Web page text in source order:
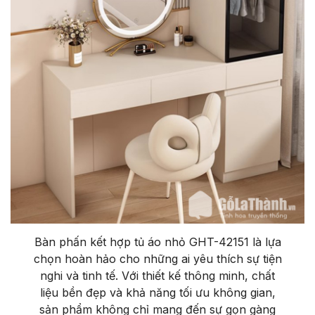
Bàn phấn kết hợp tủ áo nhỏ GHT-42151 là lựa
chọn hoàn hảo cho những ai yêu thích sự tiện
nghi và tinh tế. Với thiết kế thông minh, chất
liệu bền đẹp và khả năng tối ưu không gian,
sản phẩm không chỉ mang đến sự gọn gàng